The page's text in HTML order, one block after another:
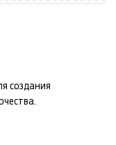
создания